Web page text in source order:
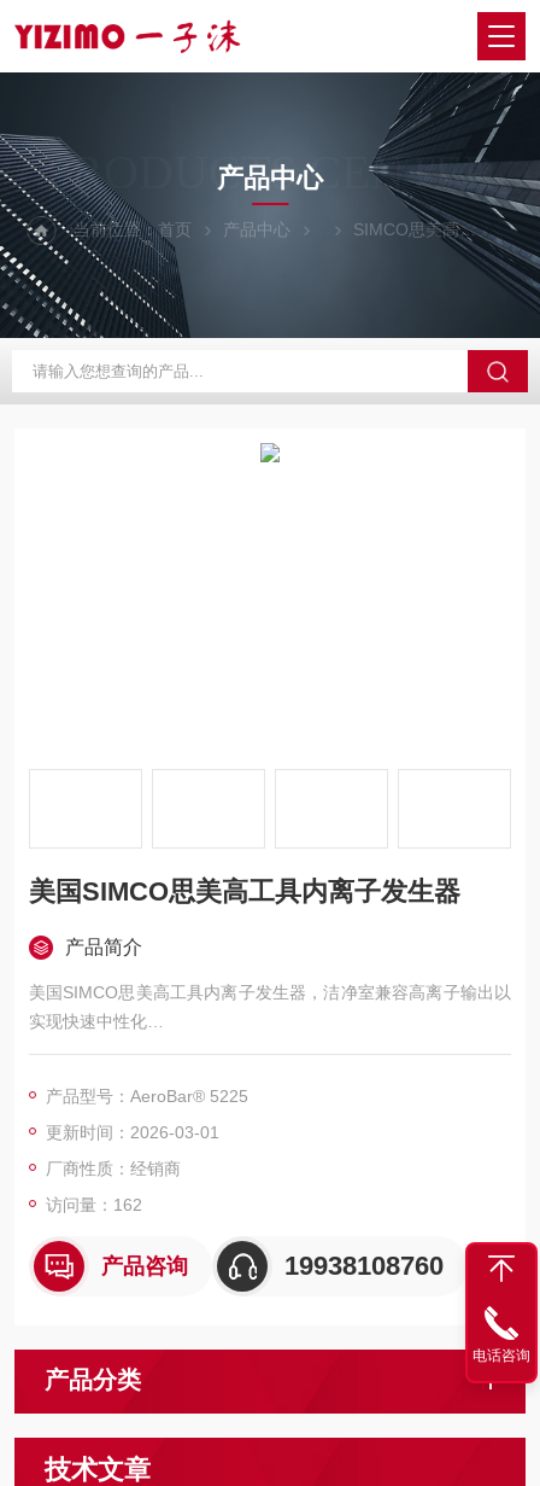
PRODUCTS CENTER
产品中心
当前位置：首页 产品中心 SIMCO思美高
美国SIMCO思美高工具内离子发生器
产品简介
美国SIMCO思美高工具内离子发生器，洁净室兼容高离子输出以
实现快速中性化
Simco-Ion, 技术集团的 Model 5225数字气动棒，带有软件控
和晶圆上的电荷，可在最-严格的水平上实现E78合规性。
产品型号：AeroBar® 5225
更新时间：2026-03-01
厂商性质：经销商
访问量：162
产品咨询 19938108760
产品分类
技术文章
电话咨询